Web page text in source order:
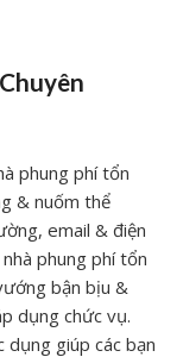
phung phí tổn
& nuốm thể
email & điện
phung phí tổn
bận bịu &
dụng chức vụ.
dụng giúp các bạn